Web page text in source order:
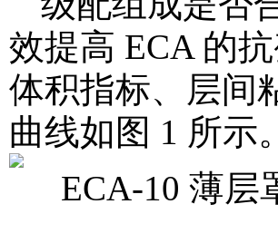
效提高 ECA 的
体积指标、层间
曲线如图 1 所示。